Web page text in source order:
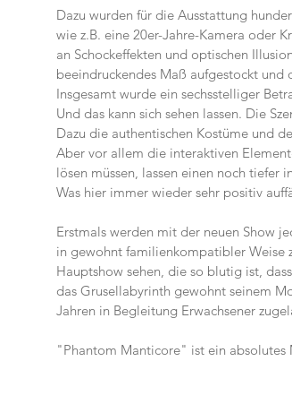
Dazu wurden für die Ausstattung
wie z.B. eine 20er-Jahre-Kamera oder
an Schockeffekten und optischen
beeindruckendes Maß aufgestockt
Insgesamt wurde ein sechsstelliger
Und das kann sich sehen lassen. Die
Dazu die authentischen Kostüme und
Aber vor allem die interaktiven
lösen müssen, lassen einen noch tiefer
Was hier immer wieder sehr positiv
Erstmals werden mit der neuen Show
in gewohnt familienkompatibler Weise
Hauptshow sehen, die so blutig ist,
das Grusellabyrinth gewohnt seinem
Jahren in Begleitung Erwachsener
"Phantom Manticore" ist ein absolutes